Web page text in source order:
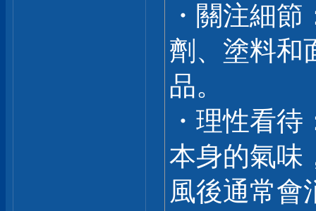
・關注細
劑、塗料和
品。
・理性看
本身的氣味
風後通常會